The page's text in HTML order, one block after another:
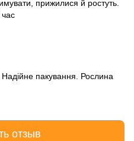
прижилися й ростуть.
пакування. Рослина
отзыв